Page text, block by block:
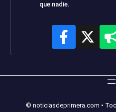
que nadie.
© noticiasdeprimera.com •